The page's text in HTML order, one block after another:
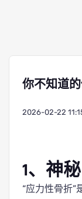
你不知道
2026-02-22
1、神
“应力性骨折